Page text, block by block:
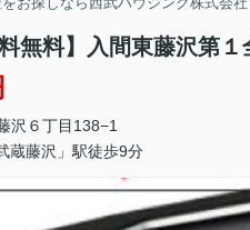
料無料】入間東藤沢第
沢 ６丁目138−1
蔵藤沢」駅徒歩9分